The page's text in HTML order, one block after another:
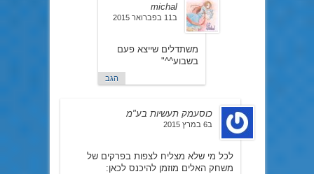
michal
ב11 בפברואר 2015
משתדלים שייצא פעם
בשבוע^^"
הגב
כוסעמק תעשיות בע"מ
ב6 במרץ 2015
לכל מי שלא מצליח לצפות בפרקים של
משחק האלים מוזמן להיכנס לכאן: